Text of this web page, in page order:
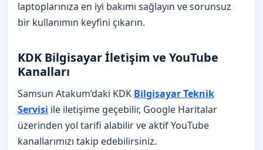
laptoplarınıza en iyi bakımı sağlayın ve sorunsuz
bir kullanımın keyfini çıkarın.
KDK Bilgisayar İletişim ve YouTube
Kanalları
Samsun Atakum’daki KDK Bilgisayar Teknik
Servisi ile iletişime geçebilir, Google Haritalar
üzerinden yol tarifi alabilir ve aktif YouTube
kanallarımızı takip edebilirsiniz.